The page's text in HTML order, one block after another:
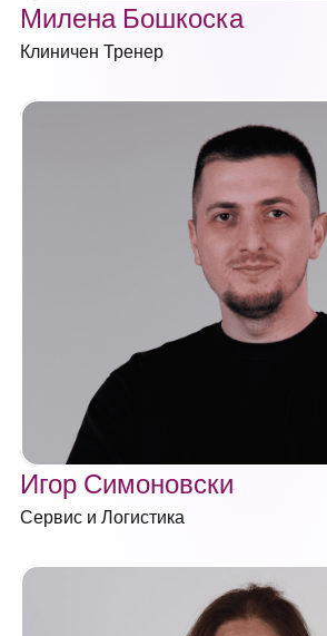
Милена Бошкоска
Клиничен Тренер
Игор Симоновски
Сервис и Логистика